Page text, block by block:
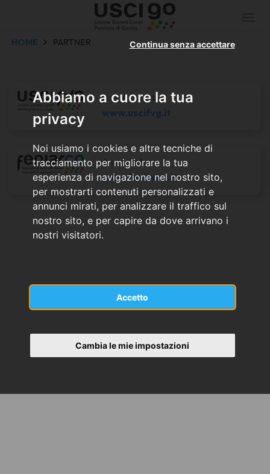
Abbiamo a cuore la tua
privacy
Noi usiamo i cookies e altre tecniche di
tracciamento per migliorare la tua
esperienza di navigazione nel nostro sito,
per mostrarti contenuti personalizzati e
annunci mirati, per analizzare il traffico sul
nostro sito, e per capire da dove arrivano i
nostri visitatori.
Accetto
Continua senza accettare
Cambia le mie impostazioni
HOME PARTNER
Associato a
www.uscifvg.it
Associato a
www.feniarco.it